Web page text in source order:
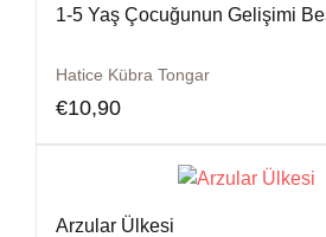
1-5 Yaş Çocuğunun Gelişimi
Hatice Kübra Tongar
€10,90
Arzular Ülkesi